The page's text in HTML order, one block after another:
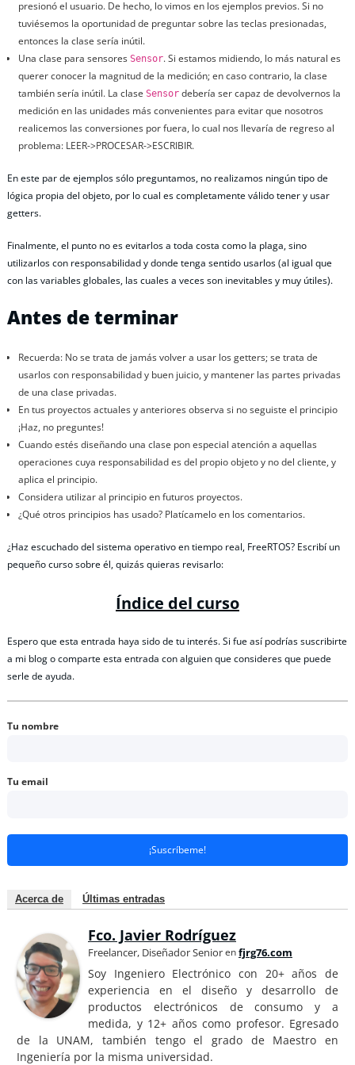
presionó el usuario. De hecho, lo vimos en los ejemplos previos. Si no
tuviésemos la oportunidad de preguntar sobre las teclas presionadas,
entonces la clase sería inútil.
Una clase para sensores Sensor. Si estamos midiendo, lo más natural es
querer conocer la magnitud de la medición; en caso contrario, la clase
también sería inútil. La clase Sensordebería ser capaz de devolvernos la
medición en las unidades más convenientes para evitar que nosotros
realicemos las conversiones por fuera, lo cual nos llevaría de regreso al
problema: LEER->PROCESAR->ESCRIBIR.
En este par de ejemplos sólo preguntamos, no realizamos ningún tipo de
lógica propia del objeto, por lo cual es completamente válido tener y usar
getters.
Finalmente, el punto no es evitarlos a toda costa como la plaga, sino
utilizarlos con responsabilidad y donde tenga sentido usarlos (al igual que
con las variables globales, las cuales a veces son inevitables y muy útiles).
Antes de terminar
Recuerda: No se trata de jamás volver a usar los getters; se trata de
usarlos con responsabilidad y buen juicio, y mantener las partes privadas
de una clase privadas.
En tus proyectos actuales y anteriores observa si no seguiste el principio
¡Haz, no preguntes!
Cuando estés diseñando una clase pon especial atención a aquellas
operaciones cuya responsabilidad es del propio objeto y no del cliente, y
aplica el principio.
Considera utilizar al principio en futuros proyectos.
¿Qué otros principios has usado? Platícamelo en los comentarios.
¿Haz escuchado del sistema operativo en tiempo real, FreeRTOS? Escribí un
pequeño curso sobre él, quizás quieras revisarlo:
Índice del curso
Espero que esta entrada haya sido de tu interés. Si fue así podrías suscribirte
a mi blog o comparte esta entrada con alguien que consideres que puede
serle de ayuda.
Tu nombre
Tu email
¡Suscríbeme!
Acerca de Últimas entradas
Fco. Javier Rodríguez
Freelancer, Diseñador Seniorenfjrg76.com
Soy Ingeniero Electrónico con 20+ años de
experiencia en el diseño y desarrollo de
productos electrónicos de consumo y a
medida, y 12+ años como profesor. Egresado
de la UNAM, también tengo el grado de Maestro en
Ingeniería por la misma universidad.